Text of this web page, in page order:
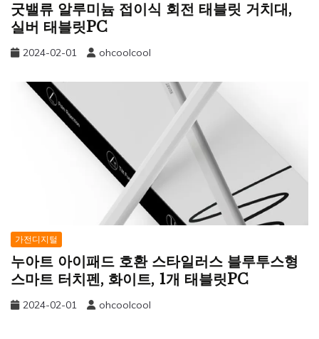
굿밸류 알루미늄 접이식 회전 태블릿 거치대,
실버 태블릿PC
2024-02-01 ohcoolcool
가전디지털
누아트 아이패드 호환 스타일러스 블루투스형
스마트 터치펜, 화이트, 1개 태블릿PC
2024-02-01 ohcoolcool